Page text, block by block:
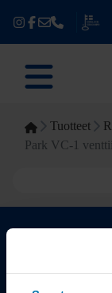
Tuotteet
Park VC-1